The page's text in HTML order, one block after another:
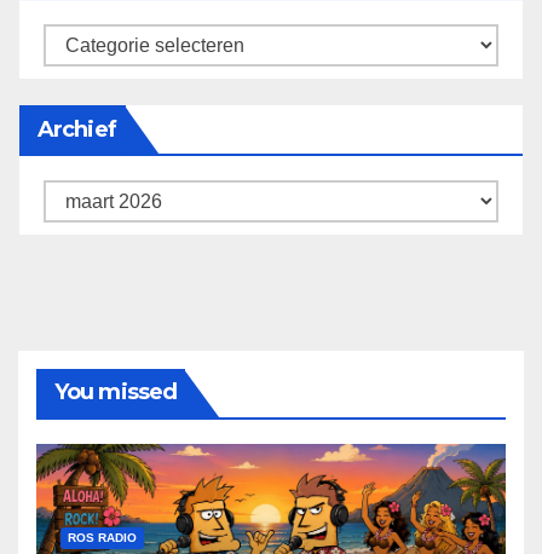
categorieën
Archief
Archief
You missed
ROS RADIO